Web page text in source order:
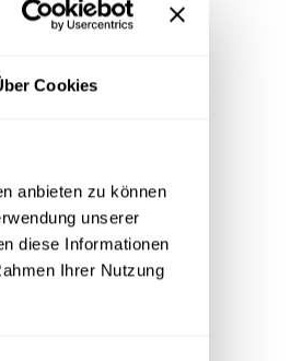
Cookies
anbieten zu können
unserer
diese Informationen
Ihrer Nutzung
der
Schwer entflammbar